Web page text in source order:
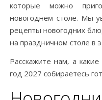
которые можно
новогоднем столе. Мы
рецепты новогодних
на праздничном столе в
Расскажите нам, а
год 2027 собираетесь